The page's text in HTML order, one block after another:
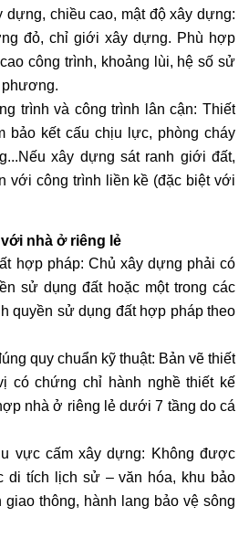
chiều cao, mật độ xây dựng:
đỏ, chỉ giới xây dựng. Phù hợp
công trình, khoảng lùi, hệ số sử
phương.
trình và công trình lân cận: Thiết
bảo kết cấu chịu lực, phòng cháy
xây dựng sát ranh giới đất,
với công trình liền kề (đặc biệt với
nhà ở riêng lẻ
hợp pháp: Chủ xây dựng phải có
sử dụng đất hoặc một trong các
quyền sử dụng đất hợp pháp theo
quy chuẩn kỹ thuật: Bản vẽ thiết
có chứng chỉ hành nghề thiết kế
nhà ở riêng lẻ dưới 7 tầng do cá
vực cấm xây dựng: Không được
di tích lịch sử – văn hóa, khu bảo
giao thông, hành lang bảo vệ sông